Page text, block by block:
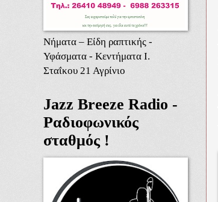
Νήματα – Είδη ραπτικής -
Υφάσματα - Κεντήματα Ι.
Σταΐκου 21 Αγρίνιο
Jazz Breeze Radio -
Ραδιοφωνικός
σταθμός !